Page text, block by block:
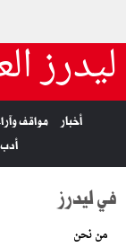
ليدرز
أخبار مواقف
في ليدرز
من نحن